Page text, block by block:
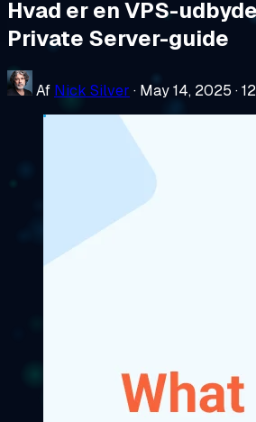
Hvad er en VPS-
Private Server-guide
Af Nick Silver · May 14, 2025 ·